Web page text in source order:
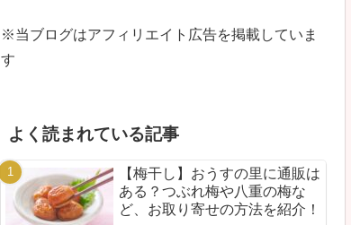
※当ブログはアフィリエイト広告を掲載していま
す
よく読まれている記事
【梅干し】おうすの里に通販は
ある？つぶれ梅や八重の梅な
ど、お取り寄せの方法を紹介！